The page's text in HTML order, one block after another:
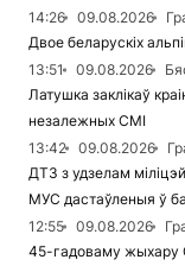
14:26
09.08.2026
Двое беларускіх
13:51
09.08.2026
Латушка заклікаў
незалежных СМІ
13:42
09.08.2026
ДТЗ з удзелам
МУС дастаўленыя ў
12:55
09.08.2026
45-гадоваму жыхару